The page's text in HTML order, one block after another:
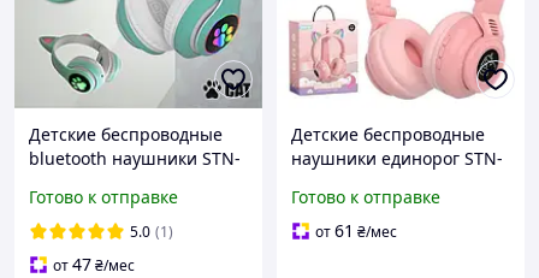
Детские беспроводные
bluetooth наушники STN-
наушники с кошачьими
ушками котика бирюза
Готово к отправке
5.0 (1)
от47₴/мес
Детские беспроводные
наушники единорог STN-
подсветкой
Готово к отправке
от61 ₴/мес